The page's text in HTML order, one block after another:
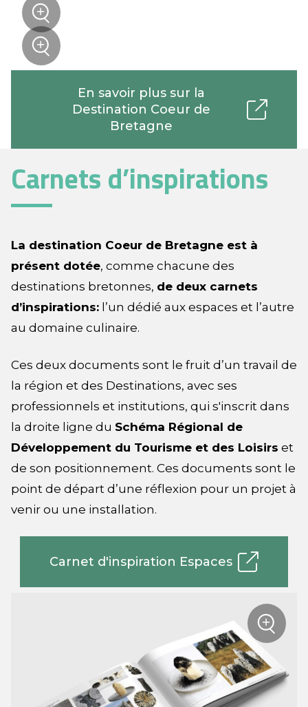
Zoom
+
Zoom
+
En savoir plus sur la
Destination Coeur de
Bretagne
Carnets d’inspirations
La destination Coeur de Bretagne est à
présent dotée, comme chacune des
destinations bretonnes, de deux carnets
d’inspirations: l’un dédié aux espaces et l’autre
au domaine culinaire.
Ces deux documents sont le fruit d’un travail de
la région et des Destinations, avec ses
professionnels et institutions, qui s'inscrit dans
la droite ligne du Schéma Régional de
Développement du Tourisme et des Loisirs et
de son positionnement. Ces documents sont le
point de départ d’une réflexion pour un projet à
venir ou une installation.
Carnet d'inspiration Espaces
+sur la